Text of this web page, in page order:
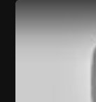
Play Video: